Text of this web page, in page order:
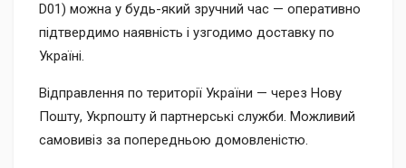
D01) можна у будь-який зручний час — оперативно
підтвердимо наявність і узгодимо доставку по
Україні.
Відправлення по території України — через Нову
Пошту, Укрпошту й партнерські служби. Можливий
самовивіз за попередньою домовленістю.